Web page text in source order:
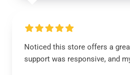
Noticed this store offers a
support was responsive, and